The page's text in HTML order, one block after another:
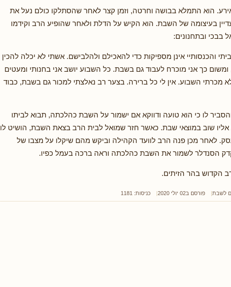
הוא התמלא בבושה וחרטה, וזמן קצר לאחר שהסתלקו כולם נעל את
בעיצומה של השבת. הוא הקיש על הדלת ולאחר שהופיע הרב וקידמו
בבכי ובתחנונים:
והכנסותיי אינן מספיקות כדי להאכילם ולהלבישם. אשתי לא יכלה להכין
כך אני מוכרח לעבוד גם בשבת. כל השבוע יושב אני בחנותי ומעטים
לא מכרתי השבוע. אין לי כל ברירה. בצער רב נאלצתי למכור גם בשבת, כבוד
לו כי הוא טועה ודווקא אם ישמור על השבת כהלכתה, תבוא לביתו
שוב במוצאי שבת. כאשר חזר שמואל לבית הרב בצאת השבת, הושיט לו
לאחר מכן פנה הרב לוועד הקהילה וביקש מהם שיקלו על מצבו של
הסנדלר לשמור את השבת כהלכתה וראה ברכה בעמל כפיו.
הקדוש בהר הזיתים.
לשבת פורסם ב02 יולי 2020 כניסות: 1181